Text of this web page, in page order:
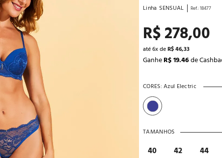
Linha SENSUAL Ref.:18477
R$278,00
até6x deR$46,33
GanheR$ 19.46de
CORES: Azul Electric
TAMANHOS
40 42 44
6º
7º